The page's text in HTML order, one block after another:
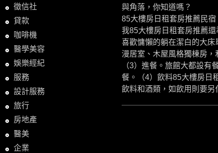
徵信社
貸款
咖啡機
醫學美容
娛樂經紀
服務
設計服務
旅行
房地產
醫美
企業
與角落，你知道嗎？
85大樓房日租套房推薦民
我85大樓房日租套房推薦還
喜歡慵懶的躺在潔白的大
漫居室、木屋風格獨棟房
（3）進餐。旅館大都設
餐。（4）飲料85大樓房日
飲料和酒類，如飲用則要